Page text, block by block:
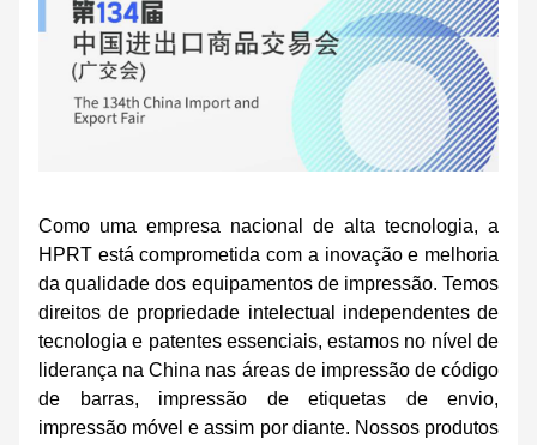
Como uma empresa nacional de alta tecnologia, a
HPRT está comprometida com a inovação e melhoria
da qualidade dos equipamentos de impressão. Temos
direitos de propriedade intelectual independentes de
tecnologia e patentes essenciais, estamos no nível de
liderança na China nas áreas de impressão de código
de barras, impressão de etiquetas de envio,
impressão móvel e assim por diante. Nossos produtos